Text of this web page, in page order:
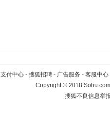
支付中心 - 搜狐招聘 - 广告服务 - 客服中心
Copyright©2018
搜狐不良信息举